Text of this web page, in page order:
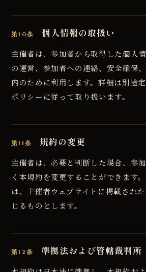
第10条 個人情報の取扱い
主催者は、参加者から取得した個人
の運営、参加者への連絡、安全確保
内のために利用します。詳細は別途
ポリシーに従って取り扱います。
第11条 規約の変更
主催者は、必要と判断した場合、参
く本規約を変更することができます
は、主催者ウェブサイトに掲載され
じるものとします。
第12条 準拠法および管轄裁判所